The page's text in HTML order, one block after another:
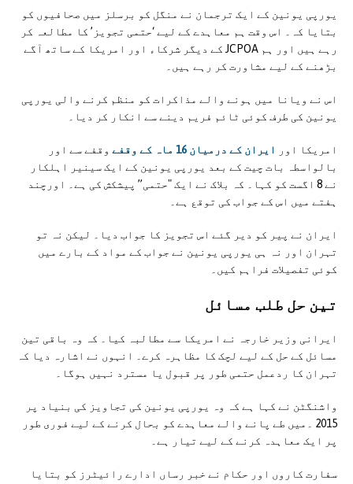
یورپی یونین کے ایک ترجمان نے منگل کو برسلز میں صحافیوں کو
بتایا کہ۔ اس وقت ہم معاہدے کے لیے ‘حتمی تجویز’ کا مطالعہ کر
رہے ہیں اور ہم JCPOA کے دیگر شرکاء اور امریکا کے ساتھ آگے
بڑھنے کے لیے مشاورت کر رہے ہیں۔
اس نے ویانا میں ہونے والے مذاکرات کو منظم کرنے والی یورپی
یونین کی طرف کوئی ٹائم فریم دینے سے انکار کر دیا۔
امریکا اور ایران کے درمیان 16 ماہ کے وقفے
وقفے سے اور
بالواسطہ بات چیت کے بعد یورپی یونین کے ایک سینیر اہلکار
نے 8 اگست کو کہا۔ کہ بلاک نے ایک "حتمی” پیشکش کی ہے۔ اورچند
ہفتے میں اس کے جواب کی توقع ہے۔
ایران نے پیر کو دیر گئے اس تجویز کا جواب دیا۔ لیکن نہ تو
تہران اور نہ ہی یورپی یونین نے جواب کے مواد کے بارے میں
کوئی تفصیلات فراہم کیں۔
تین حل طلب مسائل
ایرانی وزیر خارجہ نے امریکا سے مطالبہ کیا۔ کہ وہ باقی تین
مسائل کے حل کے لیے لچک کا مظاہرہ کرے۔ انہوں نے اشارہ دیا کہ
تہران کا ردعمل حتمی طور پر قبول یا مسترد نہیں ہوگا۔
واشنگٹن نے کہا ہے کہ وہ یورپی یونین کی تجاویز کی بنیاد پر
2015 ۔میں طے پانے والے معاہدے کو بحال کرنے کے لیے فوری طور
پر ایک معاہدہ کرنے کے لیے تیار ہے۔
سفارت کاروں اور حکام نے خبر رساں ادارے رائیٹرز کو بتایا